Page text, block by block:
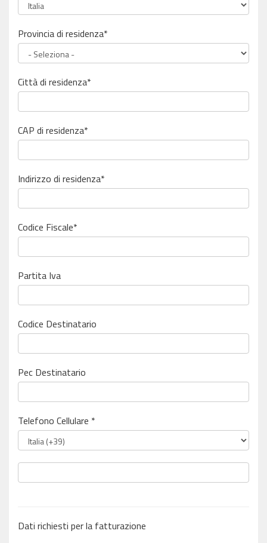
Provincia di residenza*
Città di residenza*
CAP di residenza*
Indirizzo di residenza*
Codice Fiscale*
Partita Iva
Codice Destinatario
Pec Destinatario
Telefono Cellulare *
Dati richiesti per la fatturazione